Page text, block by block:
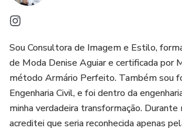
Sou Consultora de Imagem e Estilo,
de Moda Denise Aguiar e certificada por
método Armário Perfeito. Também sou
Engenharia Civil, e foi dentro da
minha verdadeira transformação.
acreditei que seria reconhecida apenas